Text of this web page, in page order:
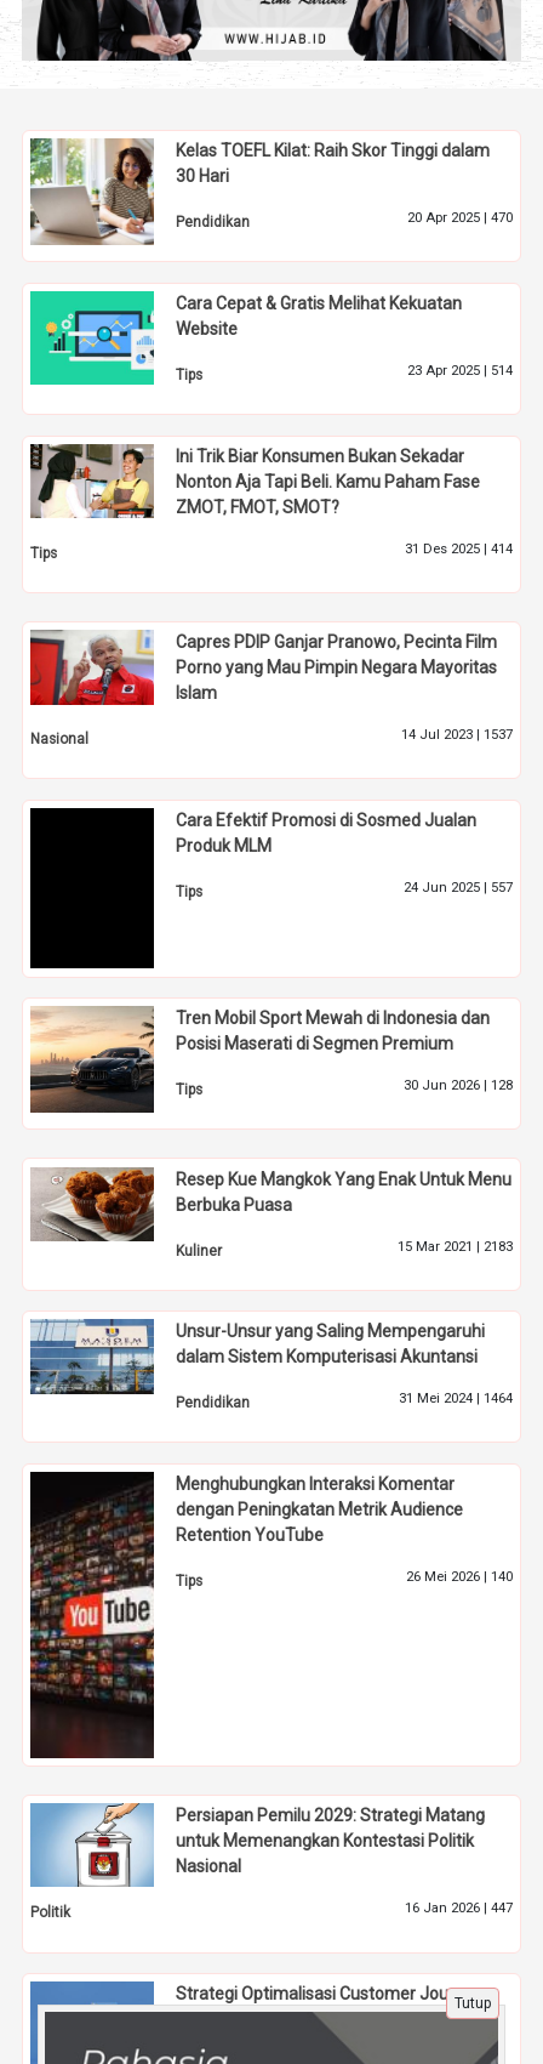
Kelas TOEFL Kilat: Raih Skor Tinggi dalam
30 Hari
Pendidikan 20 Apr 2025 | 470
Cara Cepat & Gratis Melihat Kekuatan
Website
Tips 23 Apr 2025 | 514
Ini Trik Biar Konsumen Bukan Sekadar
Nonton Aja Tapi Beli. Kamu Paham Fase
ZMOT, FMOT, SMOT?
Tips 31 Des 2025 | 414
Capres PDIP Ganjar Pranowo, Pecinta Film
Porno yang Mau Pimpin Negara Mayoritas
Islam
Nasional 14 Jul 2023 | 1537
Cara Efektif Promosi di Sosmed Jualan
Produk MLM
Tips 24 Jun 2025 | 557
Tren Mobil Sport Mewah di Indonesia dan
Posisi Maserati di Segmen Premium
Tips 30 Jun 2026 | 128
Resep Kue Mangkok Yang Enak Untuk Menu
Berbuka Puasa
Kuliner 15 Mar 2021 | 2183
Unsur-Unsur yang Saling Mempengaruhi
dalam Sistem Komputerisasi Akuntansi
Pendidikan 31 Mei 2024 | 1464
Menghubungkan Interaksi Komentar
dengan Peningkatan Metrik Audience
Retention YouTube
Tips 26 Mei 2026 | 140
Persiapan Pemilu 2029: Strategi Matang
untuk Memenangkan Kontestasi Politik
Nasional
Politik 16 Jan 2026 | 447
Strategi Optimalisasi Customer Journey
B2B Berbasis Data untuk Meningkatkan
Konversi di Tahun 2026
Tutup